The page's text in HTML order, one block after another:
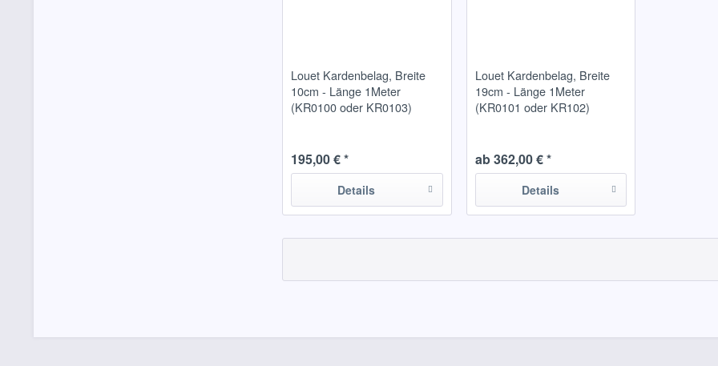
Louet Kardenbelag, Breite
10cm - Länge 1Meter
(KR0100 oder KR0103)
195,00 € *
Details
Louet Kardenbelag, Breite
19cm - Länge 1Meter
(KR0101 oder KR102)
ab 362,00 € *
Details